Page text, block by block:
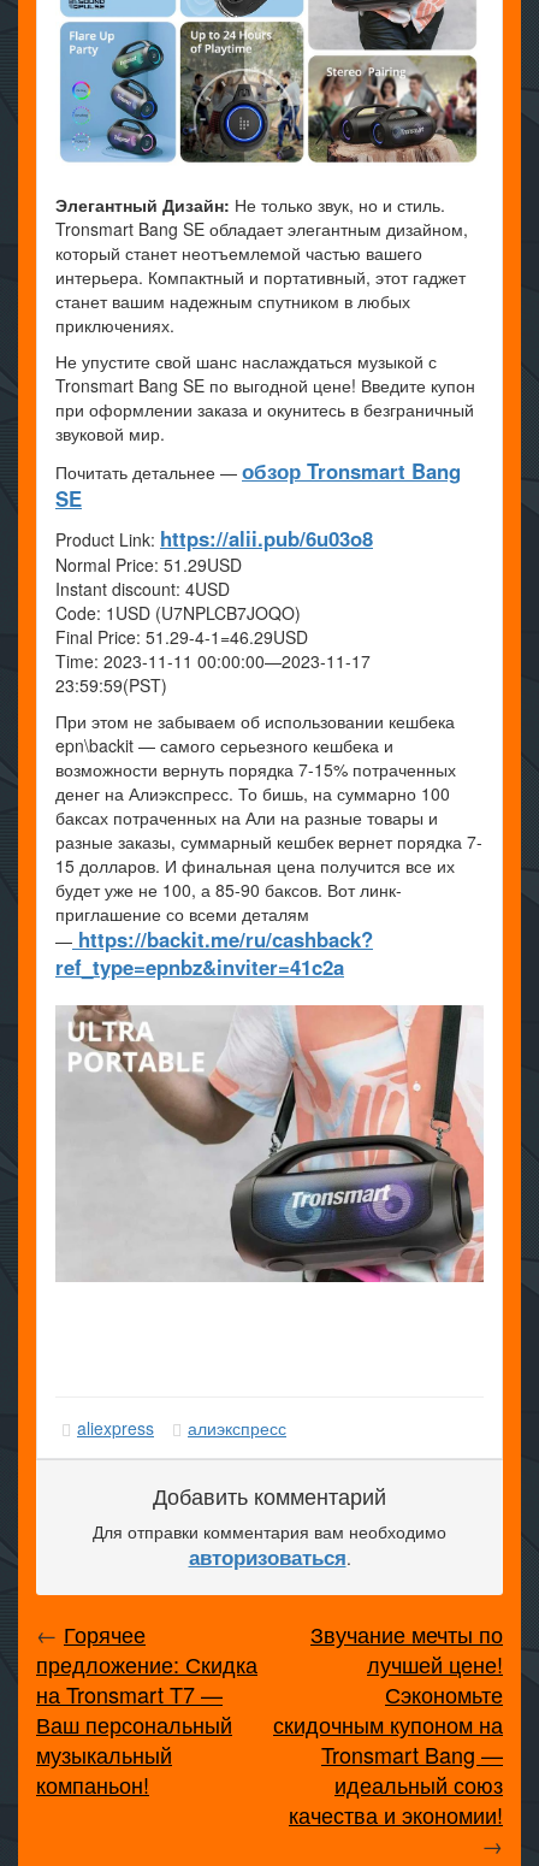
Элегантный Дизайн: Не только звук, но и стиль.
Tronsmart Bang SE обладает элегантным дизайном,
который станет неотъемлемой частью вашего
интерьера. Компактный и портативный, этот гаджет
станет вашим надежным спутником в любых
приключениях.
Не упустите свой шанс наслаждаться музыкой с
Tronsmart Bang SE по выгодной цене! Введите купон
при оформлении заказа и окунитесь в безграничный
звуковой мир.
Почитать детальнее — обзор Tronsmart Bang
SE
Product Link: https://alii.pub/6u03o8
Normal Price: 51.29USD
Instant discount: 4USD
Code: 1USD (U7NPLCB7JOQO)
Final Price: 51.29-4-1=46.29USD
Time: 2023-11-11 00:00:00—2023-11-17
23:59:59(PST)
При этом не забываем об использовании кешбека
epn\backit — самого серьезного кешбека и
возможности вернуть порядка 7-15% потраченных
денег на Алиэкспресс. То бишь, на суммарно 100
баксах потраченных на Али на разные товары и
разные заказы, суммарный кешбек вернет порядка 7-
15 долларов. И финальная цена получится все их
будет уже не 100, а 85-90 баксов. Вот линк-
приглашение со всеми деталям
— https://backit.me/ru/cashback?
ref_type=epnbz&inviter=41c2a
aliexpress алиэкспресс
Добавить комментарий
Для отправки комментария вам необходимо
авторизоваться.
← Горячее
предложение: Скидка
на Tronsmart T7 —
Ваш персональный
музыкальный
компаньон!
Звучание мечты по
лучшей цене!
Сэкономьте
скидочным купоном на
Tronsmart Bang —
идеальный союз
качества и экономии!
→